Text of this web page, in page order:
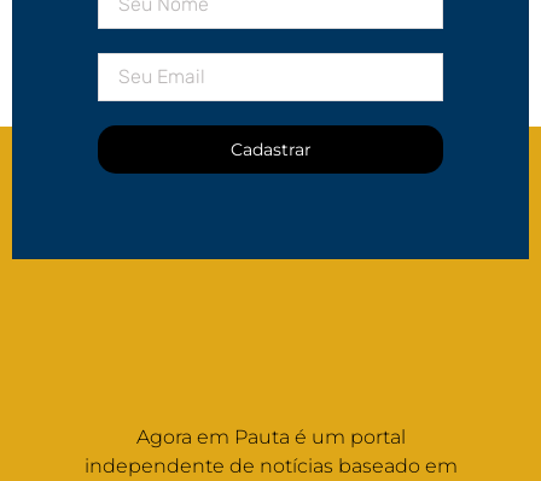
Cadastrar
Agora em Pauta é um portal
independente de notícias baseado em